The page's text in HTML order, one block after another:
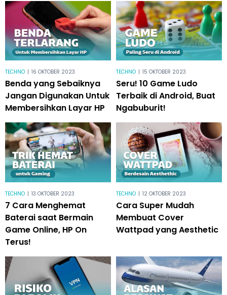
TECHNO | 16 OKTOBER 2023
Benda yang Sebaiknya
Jangan Digunakan Untuk
Membersihkan Layar HP
TECHNO | 15 OKTOBER 2023
Seru! 10 Game Ludo
Terbaik di Android, Buat
Ngabuburit!
TECHNO | 13 OKTOBER 2023
7 Cara Menghemat
Baterai saat Bermain
Game Online, HP On
Terus!
TECHNO | 12 OKTOBER 2023
Cara Super Mudah
Membuat Cover
Wattpad yang Aesthetic